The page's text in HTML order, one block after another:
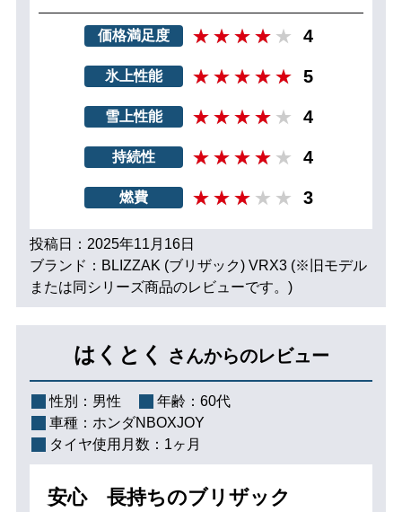
価格満足度 4
氷上性能 5
雪上性能 4
持続性 4
燃費 3
投稿日：2025年11月16日
ブランド：BLIZZAK (ブリザック) VRX3 (※旧モデル
または同シリーズ商品のレビューです。)
はくとく さんからのレビュー
性別： 男性 年齢： 60代
車種： ホンダNBOXJOY
タイヤ使用月数： 1ヶ月
安心 長持ちのブリザック